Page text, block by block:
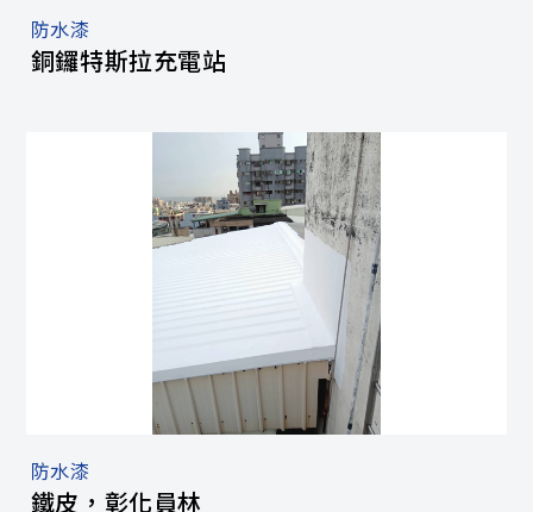
防水漆
銅鑼特斯拉充電站
防水漆
鐵皮，彰化員林